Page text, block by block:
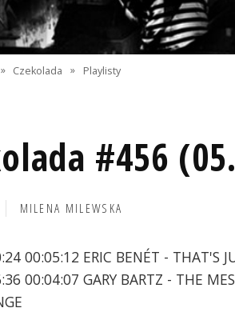
» Czekolada » Playlisty
#456
MILENA MILEWSKA
00:05:12 ERIC BENÉT - THAT'S
00:04:07 GARY BARTZ - THE